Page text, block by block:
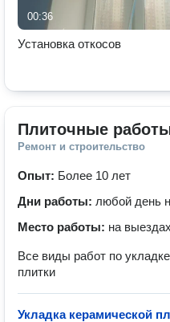
00:36
Установка откосов
Плиточные
Ремонт и строительство
Опыт: Более 10 лет
Дни работы: любой день
Место работы: на выездах
Все виды работ по
плитки
Укладка керамической